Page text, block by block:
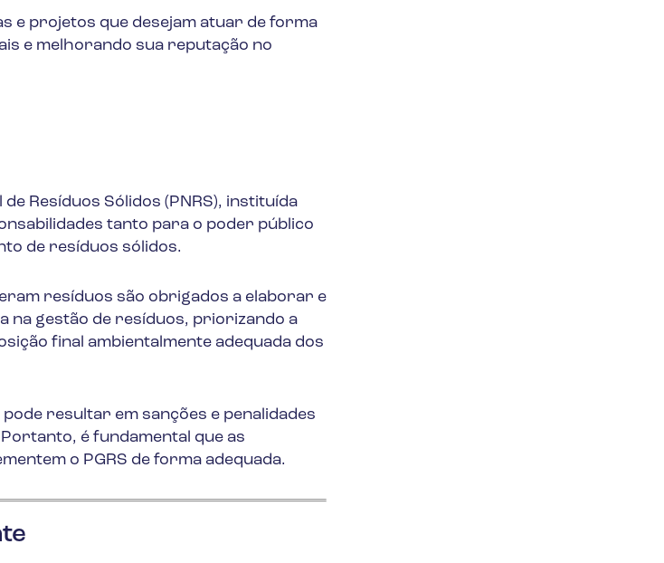
e projetos que desejam atuar de forma
e melhorando sua reputação no
Resíduos Sólidos (PNRS), instituída
tanto para o poder público
de resíduos sólidos.
resíduos são obrigados a elaborar e
na gestão de resíduos, priorizando a
final ambientalmente adequada dos
resultar em sanções e penalidades
é fundamental que as
o PGRS de forma adequada.